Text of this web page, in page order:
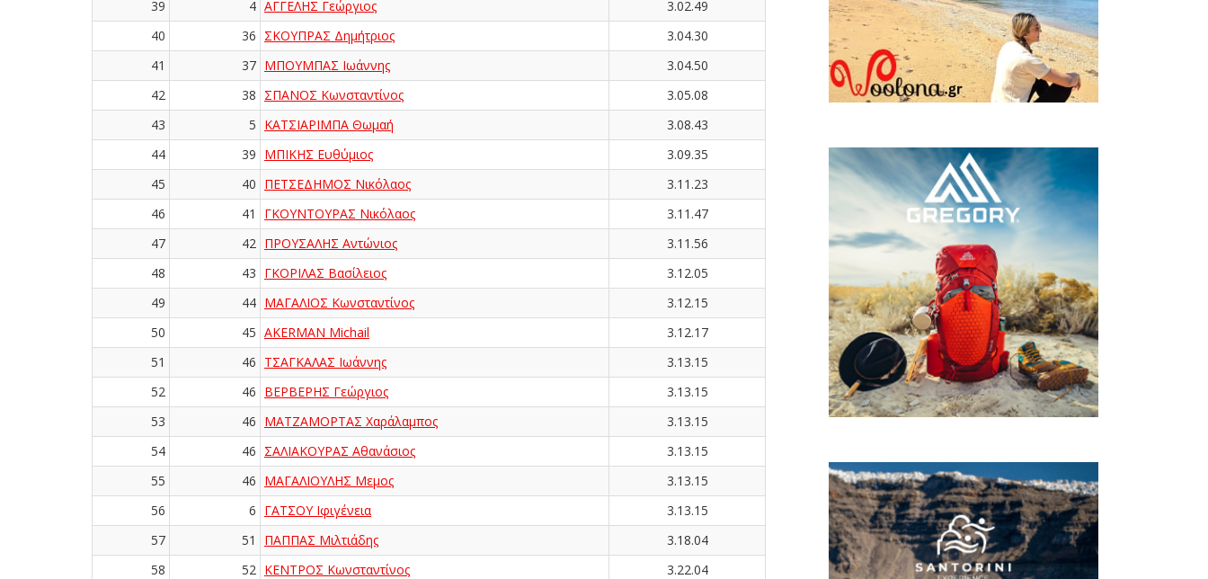
39
4 ΑΓΓΕΛΗΣ Γεώργιος
3.02.49
40
36 ΣΚΟΥΠΡΑΣ Δημήτριος
3.04.30
41
37 ΜΠΟΥΜΠΑΣ Ιωάννης
3.04.50
42
38 ΣΠΑΝΟΣ Κωνσταντίνος
3.05.08
43
5 ΚΑΤΣΙΑΡΙΜΠΑ Θωμαή
3.08.43
44
39 ΜΠΙΚΗΣ Ευθύμιος
3.09.35
45
40 ΠΕΤΣΕΔΗΜΟΣ Νικόλαος
3.11.23
46
41 ΓΚΟΥΝΤΟΥΡΑΣ Νικόλαος
3.11.47
47
42 ΠΡΟΥΣΑΛΗΣ Αντώνιος
3.11.56
48
43 ΓΚΟΡΙΛΑΣ Βασίλειος
3.12.05
49
44 ΜΑΓΑΛΙΟΣ Κωνσταντίνος
3.12.15
50
45 AKERMAN Michail
3.12.17
51
46 ΤΣΑΓΚΑΛΑΣ Ιωάννης
3.13.15
52
46 ΒΕΡΒΕΡΗΣ Γεώργιος
3.13.15
53
46 ΜΑΤΖΑΜΟΡΤΑΣ Χαράλαμπος
3.13.15
54
46 ΣΑΛΙΑΚΟΥΡΑΣ Αθανάσιος
3.13.15
55
46 ΜΑΓΑΛΙΟΥΛΗΣ Μεμος
3.13.15
56
6 ΓΑΤΣΟΥ Ιφιγένεια
3.13.15
57
51 ΠΑΠΠΑΣ Μιλτιάδης
3.18.04
58
52 ΚΕΝΤΡΟΣ Κωνσταντίνος
3.22.04